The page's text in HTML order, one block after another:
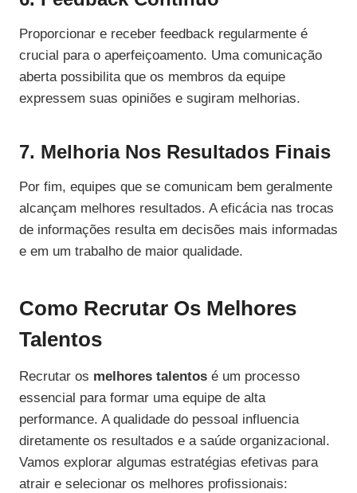
Proporcionar e receber feedback regularmente é
crucial para o aperfeiçoamento. Uma comunicação
aberta possibilita que os membros da equipe
expressem suas opiniões e sugiram melhorias.
7. Melhoria Nos Resultados Finais
Por fim, equipes que se comunicam bem geralmente
alcançam melhores resultados. A eficácia nas trocas
de informações resulta em decisões mais informadas
e em um trabalho de maior qualidade.
Como Recrutar Os Melhores
Talentos
Recrutar os melhores talentos é um processo
essencial para formar uma equipe de alta
performance. A qualidade do pessoal influencia
diretamente os resultados e a saúde organizacional.
Vamos explorar algumas estratégias efetivas para
atrair e selecionar os melhores profissionais: